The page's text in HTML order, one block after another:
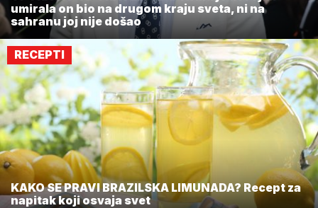
umirala on bio na drugom kraju sveta, ni na
sahranu joj nije došao
RECEPTI
KAKO SE PRAVI BRAZILSKA LIMUNADA? Recept za
napitak koji osvaja svet